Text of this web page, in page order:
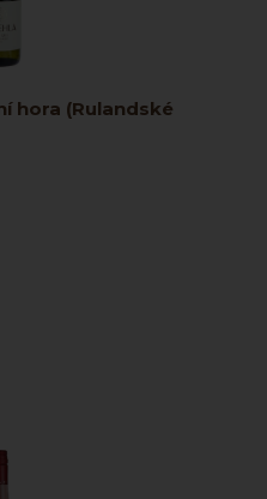
hora (Rulandské